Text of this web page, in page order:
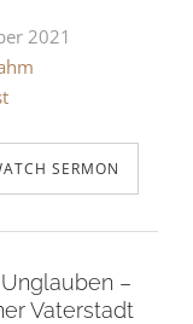
2021
SERMON
–
Vaterstadt